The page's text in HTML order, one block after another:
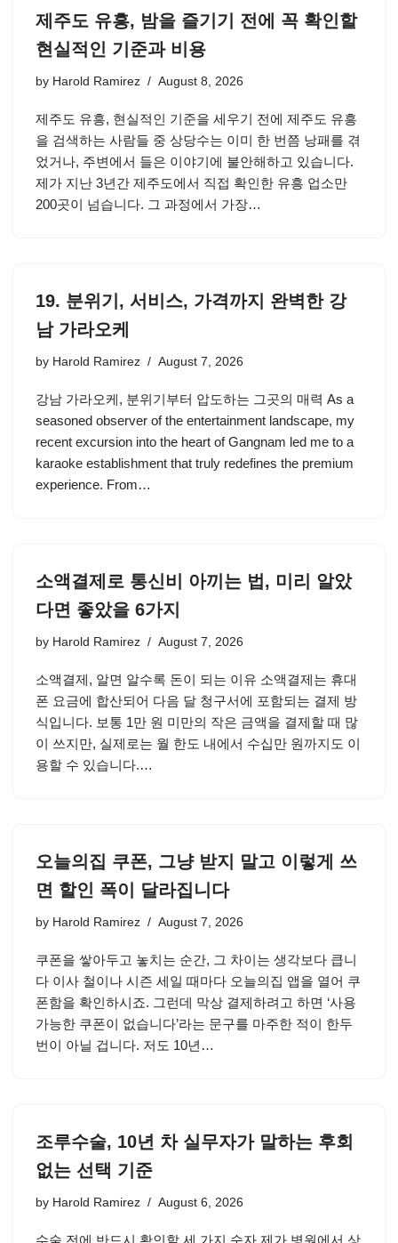
제주도 유흥, 밤을 즐기기 전에 꼭 확인할
현실적인 기준과 비용
by Harold Ramirez August 8, 2026
제주도 유흥, 현실적인 기준을 세우기 전에 제주도 유흥
을 검색하는 사람들 중 상당수는 이미 한 번쯤 낭패를 겪
었거나, 주변에서 들은 이야기에 불안해하고 있습니다.
제가 지난 3년간 제주도에서 직접 확인한 유흥 업소만
200곳이 넘습니다. 그 과정에서 가장…
19. 분위기, 서비스, 가격까지 완벽한 강
남 가라오케
by Harold Ramirez August 7, 2026
강남 가라오케, 분위기부터 압도하는 그곳의 매력 As a
seasoned observer of the entertainment landscape, my
recent excursion into the heart of Gangnam led me to a
karaoke establishment that truly redefines the premium
experience. From…
소액결제로 통신비 아끼는 법, 미리 알았
다면 좋았을 6가지
by Harold Ramirez August 7, 2026
소액결제, 알면 알수록 돈이 되는 이유 소액결제는 휴대
폰 요금에 합산되어 다음 달 청구서에 포함되는 결제 방
식입니다. 보통 1만 원 미만의 작은 금액을 결제할 때 많
이 쓰지만, 실제로는 월 한도 내에서 수십만 원까지도 이
용할 수 있습니다.…
오늘의집 쿠폰, 그냥 받지 말고 이렇게 쓰
면 할인 폭이 달라집니다
by Harold Ramirez August 7, 2026
쿠폰을 쌓아두고 놓치는 순간, 그 차이는 생각보다 큽니
다 이사 철이나 시즌 세일 때마다 오늘의집 앱을 열어 쿠
폰함을 확인하시죠. 그런데 막상 결제하려고 하면 ‘사용
가능한 쿠폰이 없습니다’라는 문구를 마주한 적이 한두
번이 아닐 겁니다. 저도 10년…
조루수술, 10년 차 실무자가 말하는 후회
없는 선택 기준
by Harold Ramirez August 6, 2026
수술 전에 반드시 확인할 세 가지 숫자 제가 병원에서 상